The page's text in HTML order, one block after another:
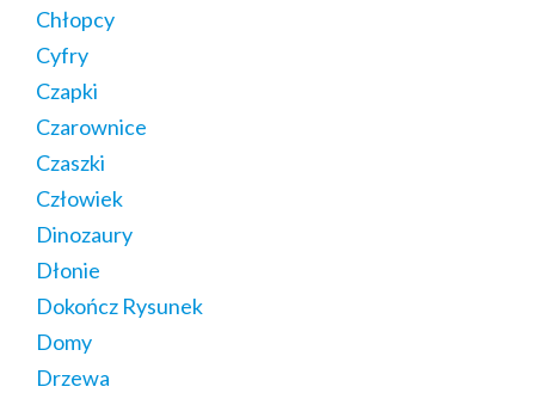
Chłopcy
Cyfry
Czapki
Czarownice
Czaszki
Człowiek
Dinozaury
Dłonie
Dokończ Rysunek
Domy
Drzewa